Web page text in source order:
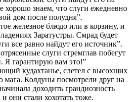
знаем, что слуги ежедневно
дом после полудня”.
железное блюдо или в корзину, и
Заратустры. Смрад будет
все равно найдут его источник”.
слуги стремглав побегут
Я гарантирую вам это!”
кудахтанье, слетел с высохших
мага. Колдуны посмотрели друг на
доходить грандиозность
они стали хохотать тоже.